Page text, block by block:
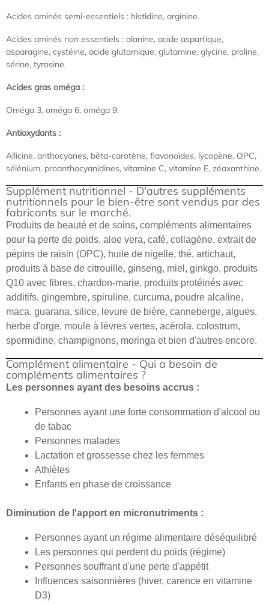
Acides aminés semi-essentiels : histidine, arginine.
Acides aminés non essentiels : alanine, acide aspartique,
asparagine, cystéine, acide glutamique, glutamine, glycine, proline,
sérine, tyrosine.
Acides gras oméga :
Oméga 3, oméga 6, oméga 9.
Antioxydants :
Allicine, anthocyanes, bêta-carotène, flavonoïdes, lycopène, OPC,
sélénium, proanthocyanidines, vitamine C, vitamine E, zéaxanthine.
Supplément nutritionnel - D'autres suppléments
nutritionnels pour le bien-être sont vendus par des
fabricants sur le marché.
Produits de beauté et de soins, compléments alimentaires
pour la perte de poids, aloe vera, café, collagène, extrait de
pépins de raisin (OPC), huile de nigelle, thé, artichaut,
produits à base de citrouille, ginseng, miel, ginkgo, produits
Q10 avec fibres, chardon-marie, produits protéinés avec
additifs, gingembre, spiruline, curcuma, poudre alcaline,
maca, guarana, silice, levure de bière, canneberge, algues,
herbe d'orge, moule à lèvres vertes, acérola. colostrum,
spermidine, champignons, moringa et bien d'autres encore.
Complément alimentaire - Qui a besoin de
compléments alimentaires ?
Les personnes ayant des besoins accrus :
Personnes ayant une forte consommation d'alcool ou
de tabac
Personnes malades
Lactation et grossesse chez les femmes
Athlètes
Enfants en phase de croissance
Diminution de l'apport en micronutriments :
Personnes ayant un régime alimentaire déséquilibré
Les personnes qui perdent du poids (régime)
Personnes souffrant d'une perte d'appétit
Influences saisonnières (hiver, carence en vitamine
D3)